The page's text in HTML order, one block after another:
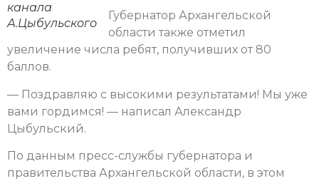
канала
А.Цыбульского
Губернатор Архангельской
области также отметил
увеличение числа ребят, получивших от 80
баллов.
— Поздравляю с высокими результатами! Мы уже
вами гордимся! — написал Александр
Цыбульский.
По данным пресс-службы губернатора и
правительства Архангельской области, в этом